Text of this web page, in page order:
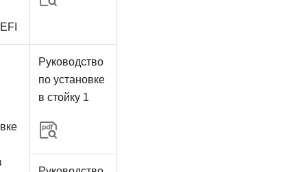
Руководство
по установке
в стойку 1